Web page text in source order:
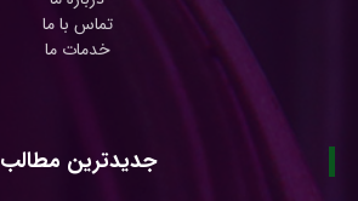
تماس با ما
خدمات ما
جدیدترین مطالب